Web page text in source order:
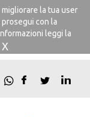
la tua user
con la
leggi la
X